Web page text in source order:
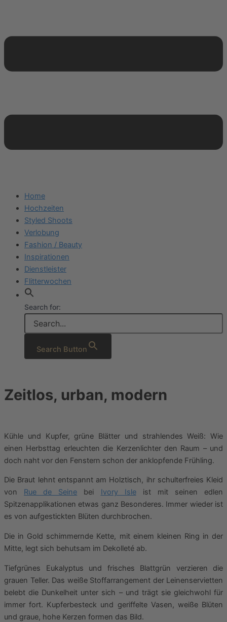
Home
Hochzeiten
Styled Shoots
Verlobung
Fashion / Beauty
Inspirationen
Dienstleister
Flitterwochen
Search for:
Search Button
Zeitlos, urban, modern
Kühle und Kupfer, grüne Blätter und strahlendes Weiß: Wie
einen Herbsttag erleuchten die Kerzenlichter den Raum – und
doch naht vor den Fenstern schon der anklopfende Frühling.
Die Braut lehnt entspannt am Holztisch, ihr schulterfreies Kleid
von
Rue de Seine bei Ivory Isleist mit seinen edlen
Spitzenapplikationen etwas ganz Besonderes. Immer wieder ist
es von aufgestickten Blüten durchbrochen.
Die in Gold schimmernde Kette, mit einem kleinen Ring in der
Mitte, legt sich behutsam im Dekolleté ab.
Tiefgrünes Eukalyptus und frisches Blattgrün verzieren die
grauen Teller. Das weiße Stoffarrangement der Leinenservietten
belebt die Dunkelheit unter sich – und trägt sie gleichwohl für
immer fort. Kupferbesteck und geriffelte Vasen, weiße Blüten
und graue, hohe Kerzen formen das Bild.